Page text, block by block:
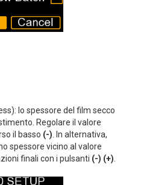
lo spessore del film secco
Regolare il valore
il basso (-) . In alternativa,
spessore vicino al valore
finali con i pulsanti (-) (+)